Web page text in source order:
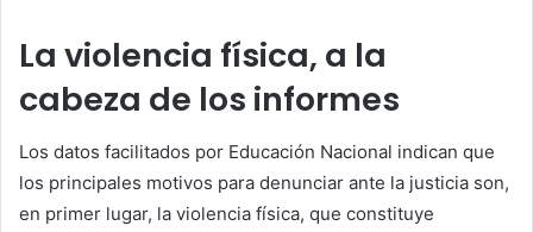
La violencia física, a la
cabeza de los informes
Los datos facilitados por Educación Nacional indican que
los principales motivos para denunciar ante la justicia son,
en primer lugar, la violencia física, que constituye